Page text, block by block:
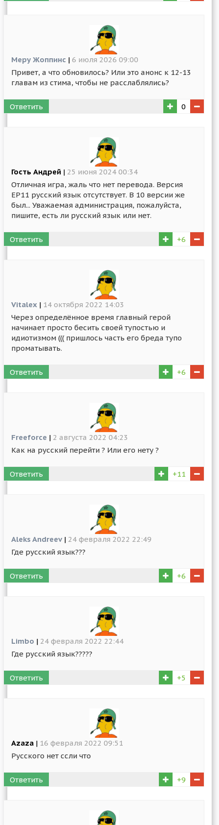
Меру Жоппинс | 6 июля 2026 09:00
Привет, а что обновилось? Или это анонс к 12-13
главам из стима, чтобы не расслаблялись?
Ответить 0
Гость Андрей | 25 июня 2024 00:34
Отличная игра, жаль что нет перевода. Версия
ЕР11 русский язык отсутствует. В 10 версии же
был... Уважаемая администрация, пожалуйста,
пишите, есть ли русский язык или нет.
Ответить +6
Vitalex | 14 октября 2022 14:03
Через определённое время главный герой
начинает просто бесить своей тупостью и
идиотизмом ((( пришлось часть его бреда тупо
проматывать.
Ответить +6
Freeforce | 2 августа 2022 04:23
Как на русский перейти ? Или его нету ?
Ответить +11
Aleks Andreev | 24 февраля 2022 22:49
Где русский язык???
Ответить +6
Limbo | 24 февраля 2022 22:44
Где русский язык?????
Ответить +5
Azaza | 16 февраля 2022 09:51
Русского нет ссли что
Ответить +9